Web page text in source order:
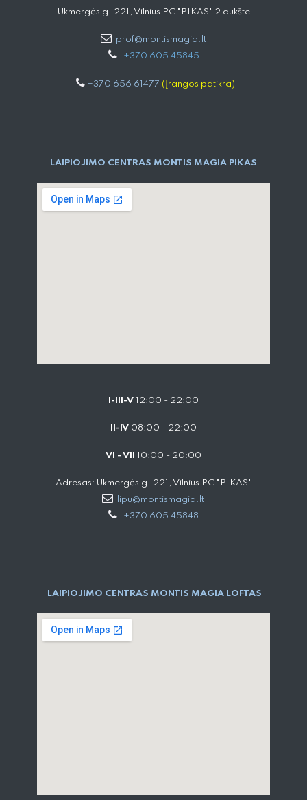
Ukmergės g. 221, Vilnius PC "PIKAS" 2 aukšte
prof@montismagia.lt
+370 605 4584​5
+370 656 61477 (Įrangos patikra)
LAIPIOJIMO CENTRAS MONTIS MAGIA PIKAS
I-III-V 12:00 - 22:00
II-IV 08:00 - 22:00
VI - VII 10:00 - 20:00
Adresas: Ukmergės g. 221, Vilnius PC "PIKAS"
lipu@montismagia.lt
+370 605 45848
LAIPIOJIMO CENTRAS MONTIS MAGIA LOFTAS